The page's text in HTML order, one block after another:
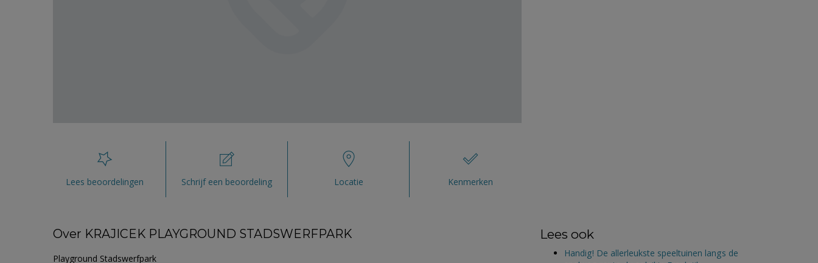
Lees beoordelingen Schrijf een beoordeling Locatie Kenmerken
Over KRAJICEK PLAYGROUND STADSWERFPARK
Playground Stadswerfpark
Lees ook
Handig! De allerleukste speeltuinen langs de